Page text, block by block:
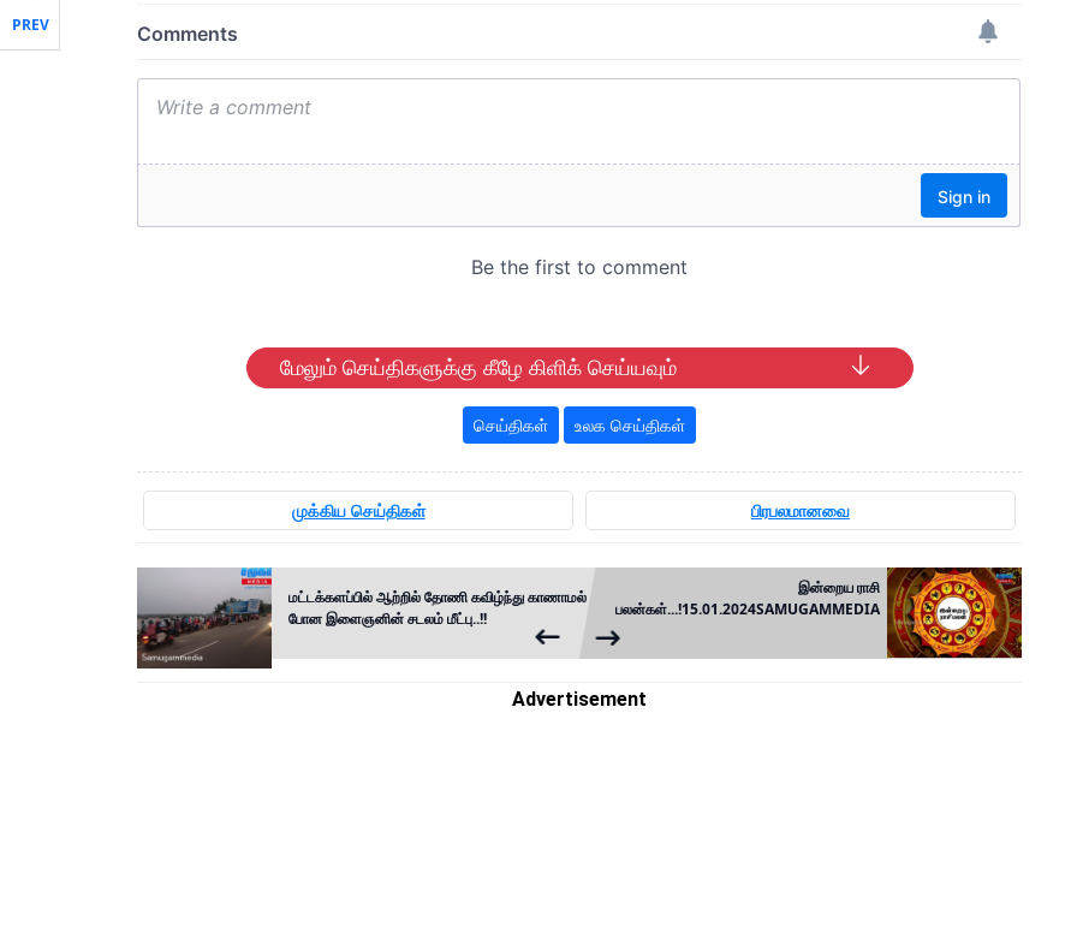
மேலும் செய்திகளுக்கு கீழே கிளிக் செய்யவும்
செய்திகள் உலக செய்திகள்
முக்கிய செய்திகள் பிரபலமானவை
மட்டக்களப்பில் ஆற்றில் தோணி கவிழ்ந்து காணாமல்
போன இளைஞனின் சடலம் மீட்பு..!!
இன்றைய ராசி
பலன்கள்...!15.01.2024SAMUGAMMEDIA
PREV
Advertisement